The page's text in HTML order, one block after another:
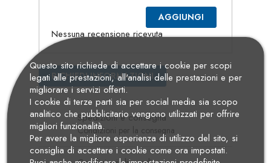
AGGIUNGI
Nessuna recensione ricevuta
RICHIEDI INFORMAZIONI
Spedizioni e consegna
Condizioni per la consegna
Questo sito richiede di accettare i cookie per scopi
legati alle prestazioni, all'analisi delle prestazioni e per
migliorare i servizi offerti.
I cookie di terze parti sia per social media sia scopo
analitico che pubblicitario vengono utilizzati per offrire
migliori funzionalità.
Per avere la migliore esperienza di utilizzo del sito, si
consiglia di accettare i cookie come ora impostati.